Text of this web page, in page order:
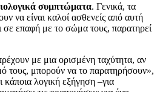
συμπτώματα. Γενικά, τα
να είναι καλοί ασθενείς από αυτή
σε επαφή με το σώμα τους, παρατηρεί
με μια ορισμένη ταχύτητα, αν
τους, μπορούν να το παρατηρήσουν»,
κάποια λογική εξήγηση –για